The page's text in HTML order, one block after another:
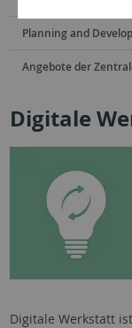
Planning and
Angebote der
Digitale
Digitale Werkstatt